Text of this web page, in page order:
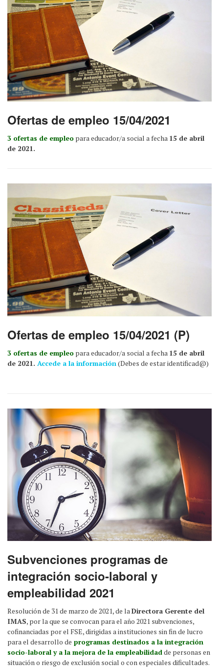
Ofertas de empleo 15/04/2021
3 ofertas de empleo para educador/a social a fecha 15 de abril
de 2021.
Ofertas de empleo 15/04/2021 (P)
3 ofertas de empleo para educador/a social a fecha 15 de abril
de 2021. Accede a la información(Debes de estar identificad@)
Subvenciones programas de
integración socio-laboral y
empleabilidad 2021
Resolución de 31 de marzo de 2021, de laDirectora Gerente del
IMAS, por la que se convocan para el año 2021 subvenciones,
cofinanciadas por el FSE, dirigidas a instituciones sin fin de lucro
para el desarrollo de programas destinados a la integración
socio-laboral y a la mejora de la empleabilidadde personas en
situación o riesgo de exclusión social o con especiales dificultades.